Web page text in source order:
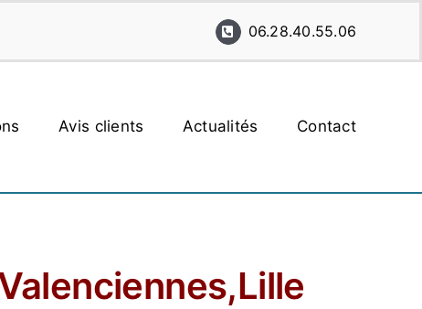
06.28.40.55.06
Avis clients Actualités Contact